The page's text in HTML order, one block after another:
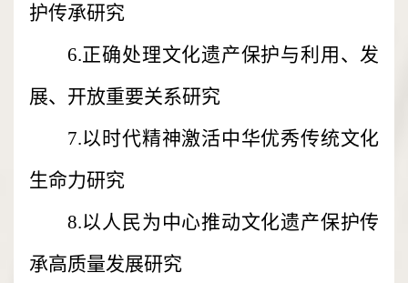
护传承研究
6.正确处理文化遗产保护与利用、发
展、开放重要关系研究
7.以时代精神激活中华优秀传统文化
生命力研究
8.以人民为中心推动文化遗产保护传
承高质量发展研究